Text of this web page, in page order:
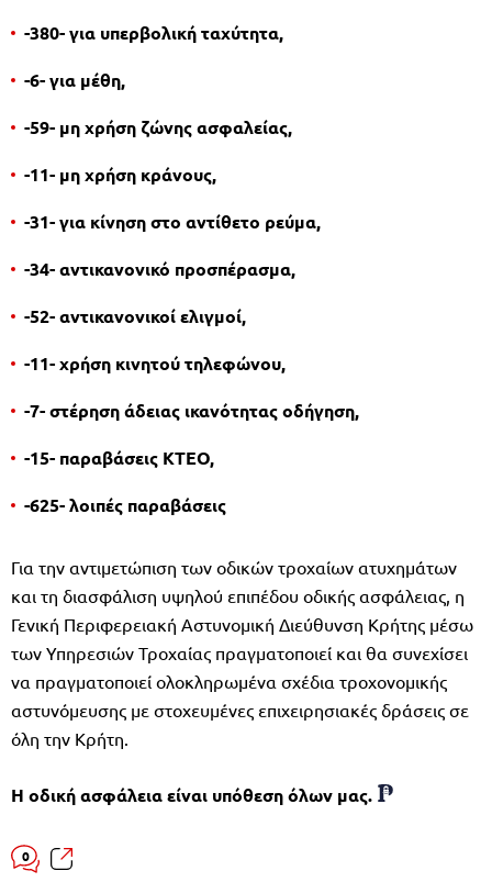
-380-για υπερβολική ταχύτητα,
-6-για μέθη,
-59- μη χρήση ζώνης ασφαλείας,
-11- μη χρήση κράνους,
-31-για κίνηση στο αντίθετο ρεύμα,
-34-αντικανονικό προσπέρασμα,
-52-αντικανονικοί ελιγμοί,
-11-χρήση κινητού τηλεφώνου,
-7-στέρηση άδειας ικανότητας οδήγηση,
-15- παραβάσεις ΚΤΕΟ,
-625-λοιπές παραβάσεις
Για την αντιμετώπιση των οδικών τροχαίων ατυχημάτων
και τη διασφάλιση υψηλού επιπέδου οδικής ασφάλειας, η
Γενική Περιφερειακή Αστυνομική Διεύθυνση Κρήτης μέσω
των Υπηρεσιών Τροχαίας πραγματοποιεί και θα συνεχίσει
να πραγματοποιεί ολοκληρωμένα σχέδια τροχονομικής
αστυνόμευσης με στοχευμένες επιχειρησιακές δράσεις σε
όλη την Κρήτη.
Η οδική ασφάλεια είναι υπόθεση όλων μας.
0